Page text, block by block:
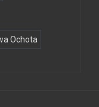
Ochota